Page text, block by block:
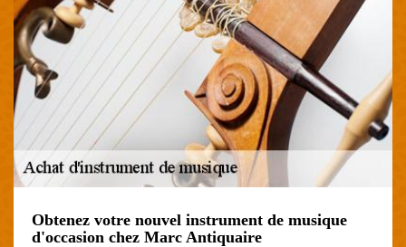
Obtenez votre nouvel instrument de musique
d'occasion chez Marc Antiquaire